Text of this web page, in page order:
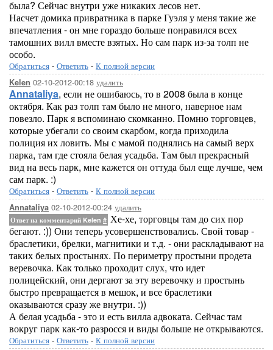
была? Сейчас внутри уже никаких лесов нет.
Насчет домика привратника в парке Гуэля у меня такие же
впечатления - он мне гораздо больше понравился всех
тамошних вилл вместе взятых. Но сам парк из-за толп не
особо.
Обратиться - Ответить - К полной версии
Kelen 02-10-2012-00:18 удалить
Annataliya, если не ошибаюсь, то в 2008 была в конце
октября. Как раз толп там было не много, наверное нам
повезло. Парк я вспоминаю скомканно. Помню торговцев,
которые убегали со своим скарбом, когда приходила
полиция их ловить. Мы с мамой поднялись на самый верх
парка, там где стояла белая усадьба. Там был прекрасный
вид на весь парк, мне кажется он оттуда был еще лучше, чем
сам парк. :)
Обратиться - Ответить - К полной версии
Annataliya 02-10-2012-00:24 удалить
Ответ на комментарий Kelen # Хе-хе, торговцы там до сих пор
бегают. :)) Они теперь усовершенствовались. Свой товар -
браслетики, брелки, магнитики и т.д. - они раскладывают на
таких белых простынях. По периметру простыни продета
веревочка. Как только проходит слух, что идет
полицейский, они дергают за эту веревочку и простынь
быстро превращается в мешок, и все браслетики
оказываются сразу же внутри. :))
А белая усадьба - это и есть вилла адвоката. Сейчас там
вокруг парк как-то разросся и виды больше не открываются.
Обратиться - Ответить - К полной версии